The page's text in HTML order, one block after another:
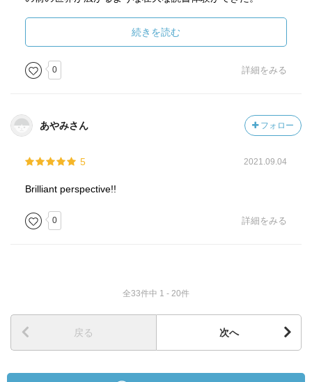
また、フラットランドは文化的にかなりのディストピアで
ある。19世紀に書かれた本で、著者が風刺としてそう書い
ているのか、何の気なしにそういう世界を作ったのかは分
かりかねたが、風刺と思って面白く読んだ。
続きを読む
0 詳細をみる
あやみさん フォロー
5 2021.09.04
Brilliant perspective!!
0 詳細をみる
全33件中 1 - 20件
戻る 次へ